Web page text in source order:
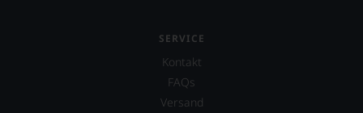
SERVICE
Kontakt
FAQs
Versand